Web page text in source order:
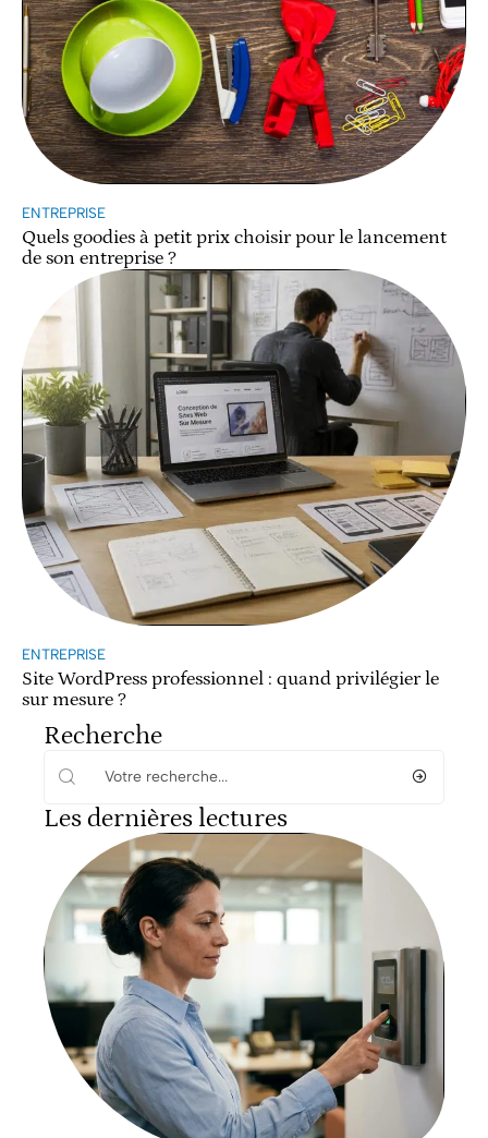
ENTREPRISE
Quels goodies à petit prix choisir pour le lancement
de son entreprise ?
ENTREPRISE
Site WordPress professionnel : quand privilégier le
sur mesure ?
Recherche
Les dernières lectures